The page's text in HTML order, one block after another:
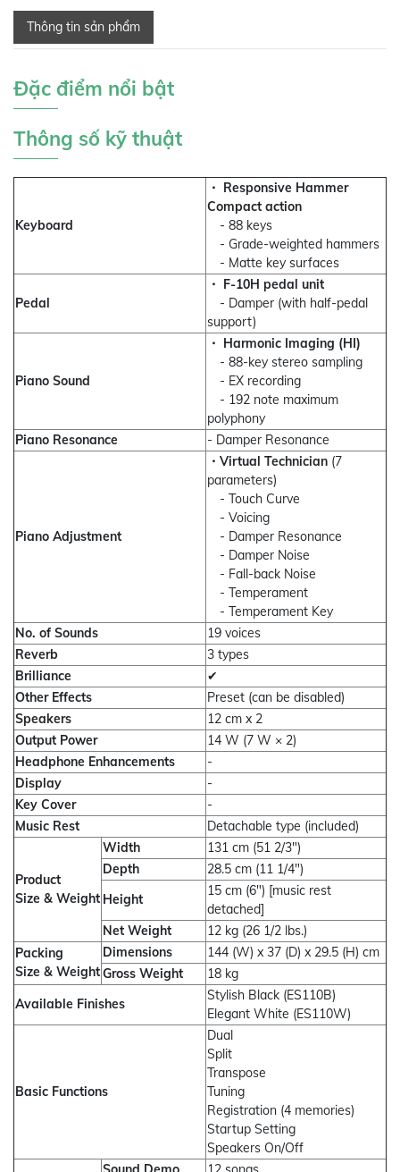
Thông tin sản phẩm
Đặc điểm nổi bật
Thông số kỹ thuật
Keyboard
・ Responsive Hammer
Compact action
- 88 keys
- Grade-weighted hammers
- Matte key surfaces
Pedal
・ F-10H pedal unit
- Damper (with half-pedal
support)
Piano Sound
・ Harmonic Imaging (HI)
- 88-key stereo sampling
- EX recording
- 192 note maximum
polyphony
Piano Resonance
- Damper Resonance
Piano Adjustment
・Virtual Technician (7
parameters)
- Touch Curve
- Voicing
- Damper Resonance
- Damper Noise
- Fall-back Noise
- Temperament
- Temperament Key
No. of Sounds
19 voices
Reverb
3 types
Brilliance
✔
Other Effects
Preset (can be disabled)
Speakers
12 cm x 2
Output Power
14 W (7 W × 2)
Headphone Enhancements
-
Display
-
Key Cover
-
Music Rest
Detachable type (included)
Product
Size & Weight
Width
131 cm (51 2/3")
Depth
28.5 cm (11 1/4")
Height
15 cm (6") [music rest
detached]
Net Weight
12 kg (26 1/2 lbs.)
Packing
Size & Weight
Dimensions
144 (W) x 37 (D) x 29.5 (H) cm
Gross Weight
18 kg
Available Finishes
Stylish Black (ES110B)
Elegant White (ES110W)
Basic Functions
Dual
Split
Transpose
Tuning
Registration (4 memories)
Startup Setting
Speakers On/Off